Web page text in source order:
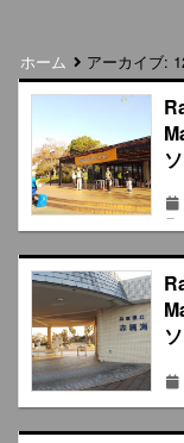
ホーム アーカイブ: